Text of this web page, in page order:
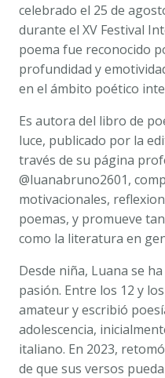
celebrado el 25 de
durante el XV Festival
poema fue reconocido
profundidad y
en el ámbito poético
Es autora del libro de
luce, publicado por la
través de su página
@luanabruno2601,
motivacionales,
poemas, y promueve
como la literatura en
Desde niña, Luana se
pasión. Entre los 12 y
amateur y escribió
adolescencia,
italiano. En 2023,
de que sus versos